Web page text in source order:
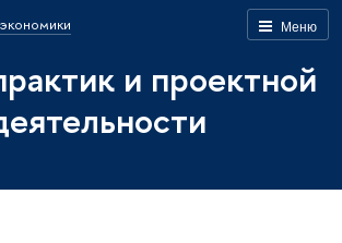
Меню
и проектной